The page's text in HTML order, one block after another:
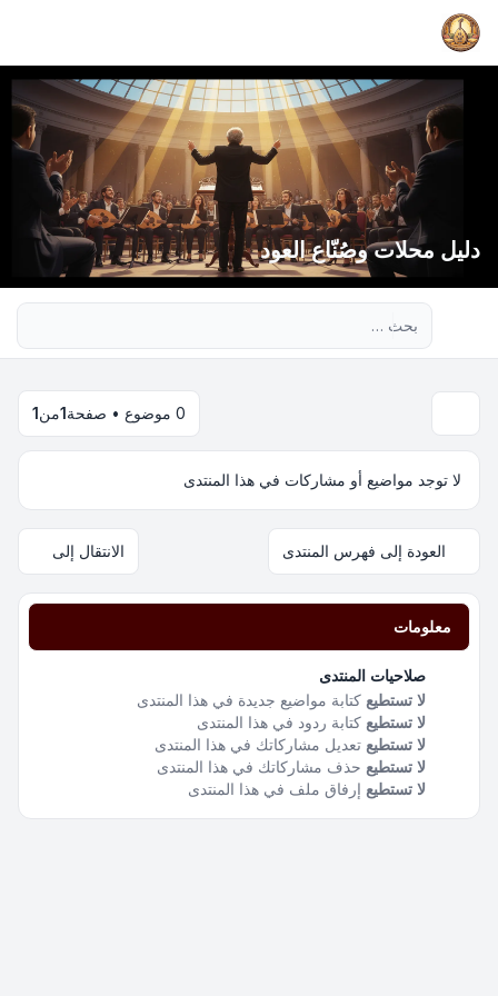
دليل محلات وصُنّاع العود
0 موضوع • صفحة 1من1
لا توجد مواضيع أو مشاركات في هذا المنتدى
العودة إلى فهرس المنتدى الانتقال إلى
معلومات
صلاحيات المنتدى
لا تستطيع كتابة مواضيع جديدة في هذا المنتدى
لا تستطيع كتابة ردود في هذا المنتدى
لا تستطيع تعديل مشاركاتك في هذا المنتدى
لا تستطيع حذف مشاركاتك في هذا المنتدى
لا تستطيع إرفاق ملف في هذا المنتدى